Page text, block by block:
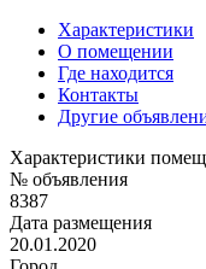
Характеристики
О помещении
Где находится
Контакты
Другие
Характеристики
№ объявления
8387
Дата размещения
20.01.2020